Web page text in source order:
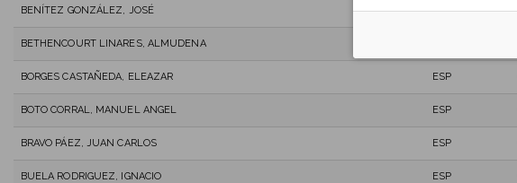
BENÍTEZ GONZÁLEZ, JOSÉ ESP
BETHENCOURT LINARES, ALMUDENA
BORGES CASTAÑEDA, ELEAZAR ESP
BOTO CORRAL, MANUEL ANGEL ESP
BRAVO PÁEZ, JUAN CARLOS ESP
BUELA RODRIGUEZ, IGNACIO ESP